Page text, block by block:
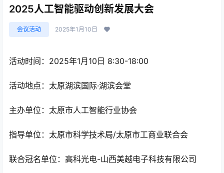
2025人工智能驱动创新发展大会
会议活动 2025年1月10日
活动时间：2025年1月10日 8:30-18:00
活动地点：太原湖滨国际·湖滨会堂
主办单位：太原市人工智能行业协会
指导单位：太原市科学技术局/太原市工商业联合会
联合冠名单位：高科光电-山西美越电子科技有限公司